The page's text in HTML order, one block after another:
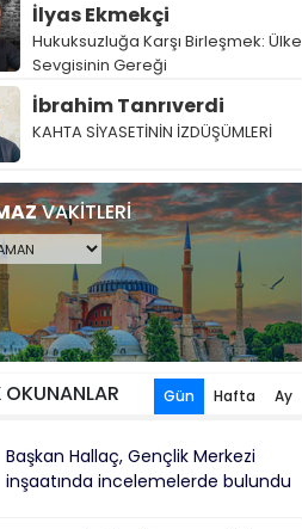
İlyas Ekmekçi
Hukuksuzluğa Karşı Birleşmek: Ülke
Sevgisinin Gereği
İbrahim Tanrıverdi
KAHTA SİYASETİNİN İZDÜŞÜMLERİ
VAKİTLERİ
OKUNANLAR Gün Hafta Ay
Başkan Hallaç, Gençlik Merkezi
inşaatında incelemelerde bulundu